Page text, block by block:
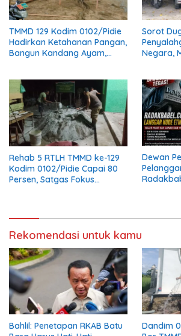
TMMD 129 Kodim 0102/Pidie
Hadirkan Ketahanan Pangan,
Bangun Kandang Ayam,
Sorot
Negara,
Rehab 5 RTLH TMMD ke-129
Kodim 0102/Pidie Capai 80
Persen, Satgas Fokus
Dewan
Rekomendasi untuk kamu
Bahlil: Penetapan RKAB Batu
Dandim